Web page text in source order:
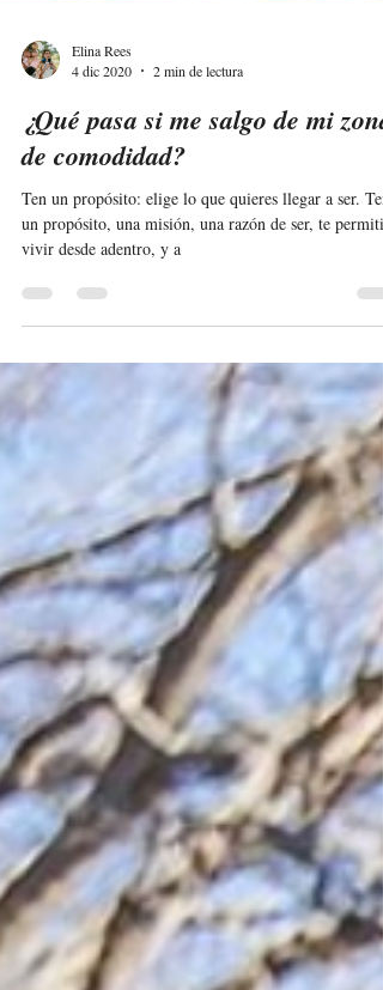
Elina Rees
4 dic 2020
2 min de lectura
¿Qué pasa si me salgo de mi zona
de comodidad?
Ten un propósito: elige lo que quieres llegar a ser.
un propósito, una misión, una razón de ser, te